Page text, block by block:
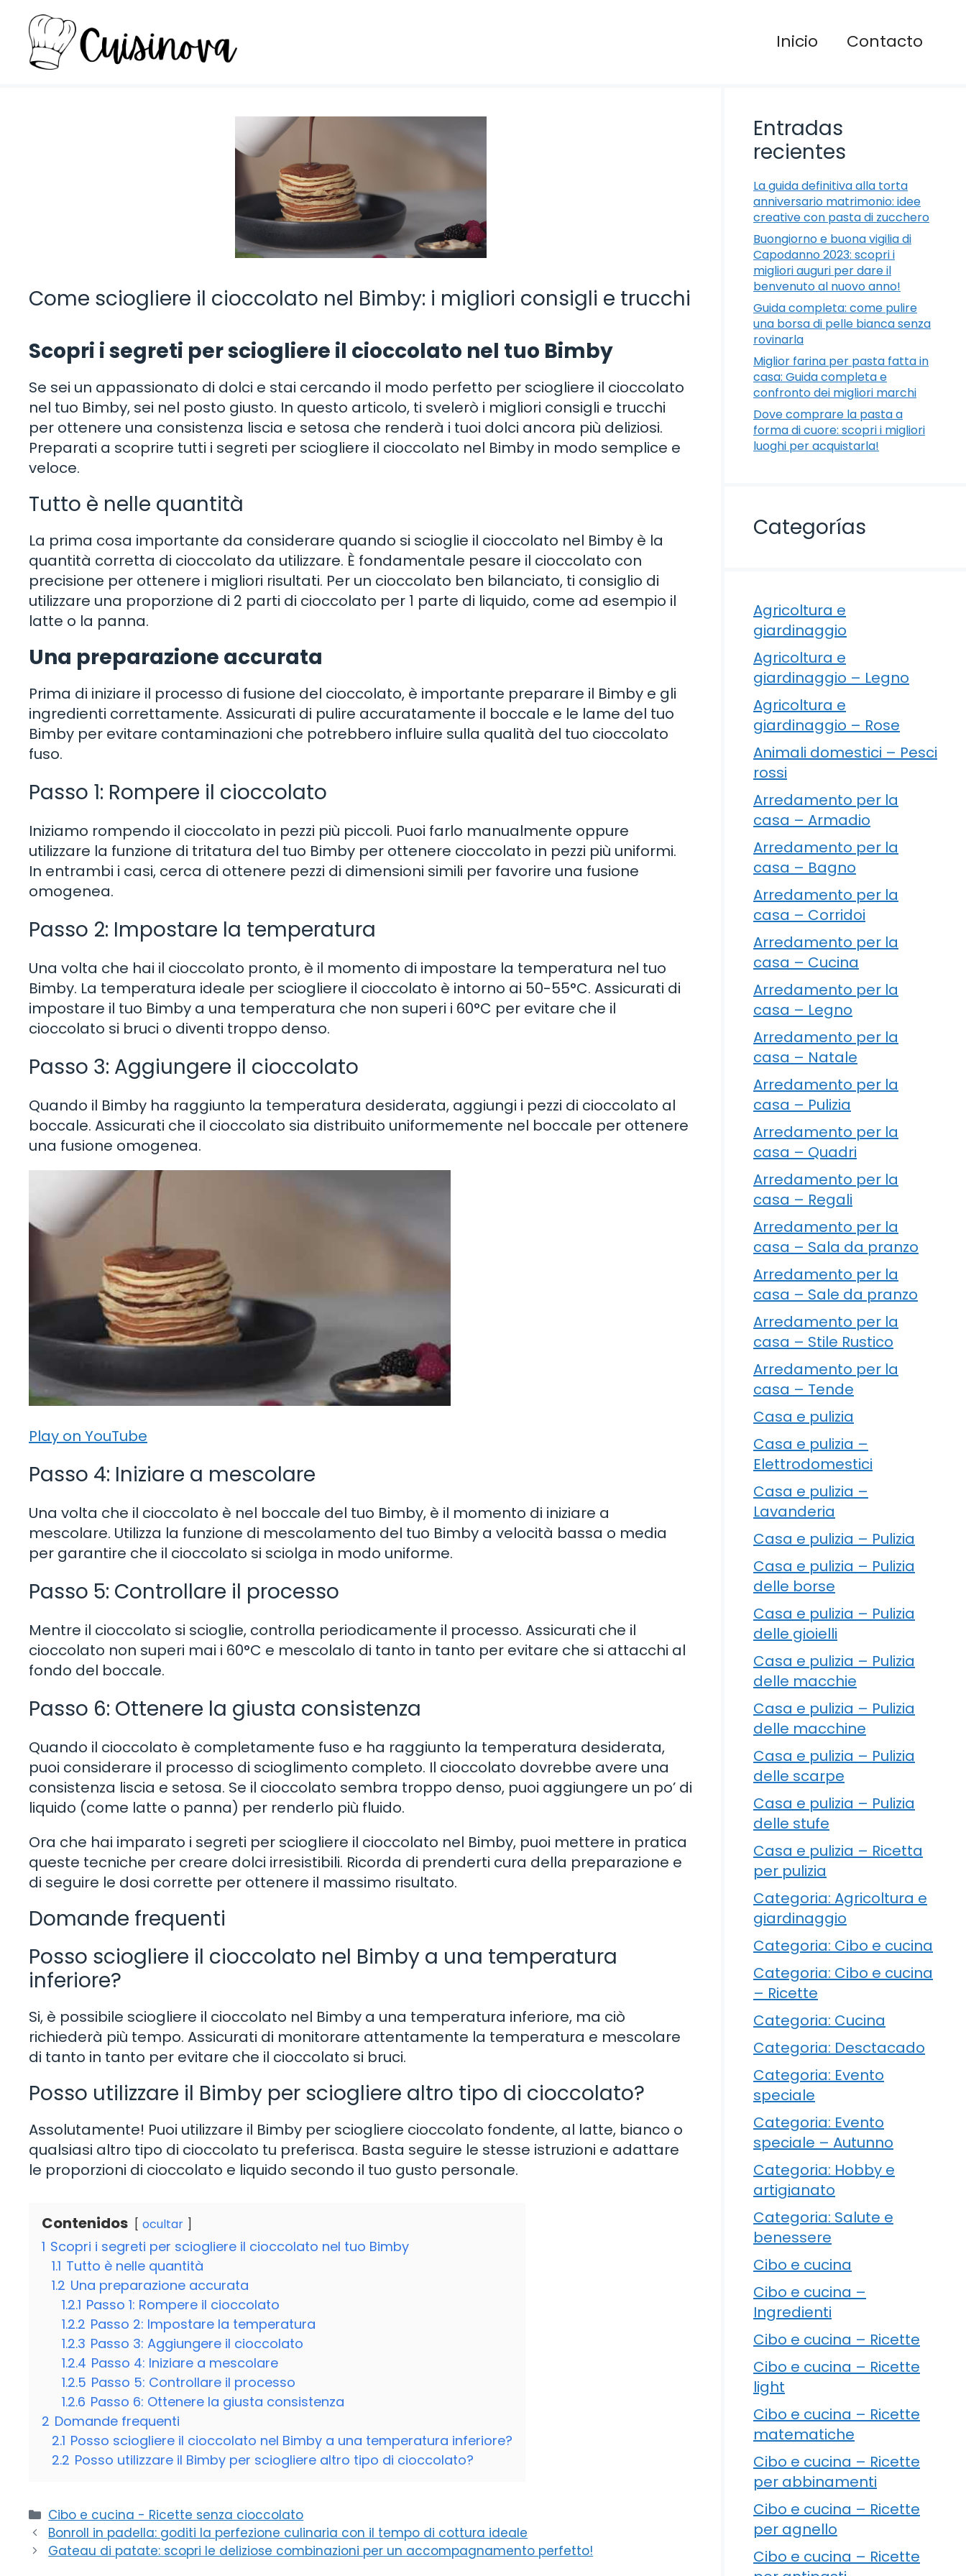
contenuto
Inicio Contacto
Come sciogliere il cioccolato nel Bimby: i migliori consigli e trucchi
Scopri i segreti per sciogliere il cioccolato nel tuo Bimby
Se sei un appassionato di dolci e stai cercando il modo perfetto per sciogliere il cioccolato
nel tuo Bimby, sei nel posto giusto. In questo articolo, ti svelerò i migliori consigli e trucchi
per ottenere una consistenza liscia e setosa che renderà i tuoi dolci ancora più deliziosi.
Preparati a scoprire tutti i segreti per sciogliere il cioccolato nel Bimby in modo semplice e
veloce.
Tutto è nelle quantità
La prima cosa importante da considerare quando si scioglie il cioccolato nel Bimby è la
quantità corretta di cioccolato da utilizzare. È fondamentale pesare il cioccolato con
precisione per ottenere i migliori risultati. Per un cioccolato ben bilanciato, ti consiglio di
utilizzare una proporzione di 2 parti di cioccolato per 1 parte di liquido, come ad esempio il
latte o la panna.
Una preparazione accurata
Prima di iniziare il processo di fusione del cioccolato, è importante preparare il Bimby e gli
ingredienti correttamente. Assicurati di pulire accuratamente il boccale e le lame del tuo
Bimby per evitare contaminazioni che potrebbero influire sulla qualità del tuo cioccolato
fuso.
Passo 1: Rompere il cioccolato
Iniziamo rompendo il cioccolato in pezzi più piccoli. Puoi farlo manualmente oppure
utilizzare la funzione di tritatura del tuo Bimby per ottenere cioccolato in pezzi più uniformi.
In entrambi i casi, cerca di ottenere pezzi di dimensioni simili per favorire una fusione
omogenea.
Passo 2: Impostare la temperatura
Una volta che hai il cioccolato pronto, è il momento di impostare la temperatura nel tuo
Bimby. La temperatura ideale per sciogliere il cioccolato è intorno ai 50-55°C. Assicurati di
impostare il tuo Bimby a una temperatura che non superi i 60°C per evitare che il
cioccolato si bruci o diventi troppo denso.
Passo 3: Aggiungere il cioccolato
Quando il Bimby ha raggiunto la temperatura desiderata, aggiungi i pezzi di cioccolato al
boccale. Assicurati che il cioccolato sia distribuito uniformemente nel boccale per ottenere
una fusione omogenea.
Play on YouTube
Passo 4: Iniziare a mescolare
Una volta che il cioccolato è nel boccale del tuo Bimby, è il momento di iniziare a
mescolare. Utilizza la funzione di mescolamento del tuo Bimby a velocità bassa o media
per garantire che il cioccolato si sciolga in modo uniforme.
Passo 5: Controllare il processo
Mentre il cioccolato si scioglie, controlla periodicamente il processo. Assicurati che il
cioccolato non superi mai i 60°C e mescolalo di tanto in tanto per evitare che si attacchi al
fondo del boccale.
Passo 6: Ottenere la giusta consistenza
Quando il cioccolato è completamente fuso e ha raggiunto la temperatura desiderata,
puoi considerare il processo di scioglimento completo. Il cioccolato dovrebbe avere una
consistenza liscia e setosa. Se il cioccolato sembra troppo denso, puoi aggiungere un po’ di
liquido (come latte o panna) per renderlo più fluido.
Ora che hai imparato i segreti per sciogliere il cioccolato nel Bimby, puoi mettere in pratica
queste tecniche per creare dolci irresistibili. Ricorda di prenderti cura della preparazione e
di seguire le dosi corrette per ottenere il massimo risultato.
Domande frequenti
Posso sciogliere il cioccolato nel Bimby a una temperatura
inferiore?
Si, è possibile sciogliere il cioccolato nel Bimby a una temperatura inferiore, ma ciò
richiederà più tempo. Assicurati di monitorare attentamente la temperatura e mescolare
di tanto in tanto per evitare che il cioccolato si bruci.
Posso utilizzare il Bimby per sciogliere altro tipo di cioccolato?
Assolutamente! Puoi utilizzare il Bimby per sciogliere cioccolato fondente, al latte, bianco o
qualsiasi altro tipo di cioccolato tu preferisca. Basta seguire le stesse istruzioni e adattare
le proporzioni di cioccolato e liquido secondo il tuo gusto personale.
Contenidos ocultar
1 Scopri i segreti per sciogliere il cioccolato nel tuo Bimby
1.1 Tutto è nelle quantità
1.2 Una preparazione accurata
1.2.1 Passo 1: Rompere il cioccolato
1.2.2 Passo 2: Impostare la temperatura
1.2.3 Passo 3: Aggiungere il cioccolato
1.2.4 Passo 4: Iniziare a mescolare
1.2.5 Passo 5: Controllare il processo
1.2.6 Passo 6: Ottenere la giusta consistenza
2 Domande frequenti
2.1 Posso sciogliere il cioccolato nel Bimby a una temperatura inferiore?
2.2 Posso utilizzare il Bimby per sciogliere altro tipo di cioccolato?
Categorie
Cibo e cucina - Ricette senza cioccolato
Bonroll in padella: goditi la perfezione culinaria con il tempo di cottura ideale
Gateau di patate: scopri le deliziose combinazioni per un accompagnamento perfetto!
Entradas
recientes
La guida definitiva alla torta
anniversario matrimonio: idee
creative con pasta di zucchero
Buongiorno e buona vigilia di
Capodanno 2023: scopri i
migliori auguri per dare il
benvenuto al nuovo anno!
Guida completa: come pulire
una borsa di pelle bianca senza
rovinarla
Miglior farina per pasta fatta in
casa: Guida completa e
confronto dei migliori marchi
Dove comprare la pasta a
forma di cuore: scopri i migliori
luoghi per acquistarla!
Categorías
Agricoltura e
giardinaggio
Agricoltura e
giardinaggio – Legno
Agricoltura e
giardinaggio – Rose
Animali domestici – Pesci
rossi
Arredamento per la
casa – Armadio
Arredamento per la
casa – Bagno
Arredamento per la
casa – Corridoi
Arredamento per la
casa – Cucina
Arredamento per la
casa – Legno
Arredamento per la
casa – Natale
Arredamento per la
casa – Pulizia
Arredamento per la
casa – Quadri
Arredamento per la
casa – Regali
Arredamento per la
casa – Sala da pranzo
Arredamento per la
casa – Sale da pranzo
Arredamento per la
casa – Stile Rustico
Arredamento per la
casa – Tende
Casa e pulizia
Casa e pulizia –
Elettrodomestici
Casa e pulizia –
Lavanderia
Casa e pulizia – Pulizia
Casa e pulizia – Pulizia
delle borse
Casa e pulizia – Pulizia
delle gioielli
Casa e pulizia – Pulizia
delle macchie
Casa e pulizia – Pulizia
delle macchine
Casa e pulizia – Pulizia
delle scarpe
Casa e pulizia – Pulizia
delle stufe
Casa e pulizia – Ricetta
per pulizia
Categoria: Agricoltura e
giardinaggio
Categoria: Cibo e cucina
Categoria: Cibo e cucina
– Ricette
Categoria: Cucina
Categoria: Desctacado
Categoria: Evento
speciale
Categoria: Evento
speciale – Autunno
Categoria: Hobby e
artigianato
Categoria: Salute e
benessere
Cibo e cucina
Cibo e cucina –
Ingredienti
Cibo e cucina – Ricette
Cibo e cucina – Ricette
light
Cibo e cucina – Ricette
matematiche
Cibo e cucina – Ricette
per abbinamenti
Cibo e cucina – Ricette
per agnello
Cibo e cucina – Ricette